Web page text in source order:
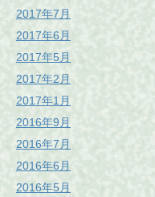
2017年7月
2017年6月
2017年5月
2017年2月
2017年1月
2016年9月
2016年7月
2016年6月
2016年5月